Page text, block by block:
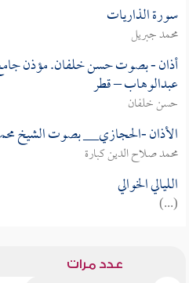
سورة الذاريات
محمد جبريل
أذان - بصوت حسن خلفان. مؤذن
عبدالوهاب – قطر
حسن خلفان
الأذان -الحجازي__ بصوت الشيخ
محمد صلاح الدين كبارة
الليالي الخوالي
(...)
عدد مرات